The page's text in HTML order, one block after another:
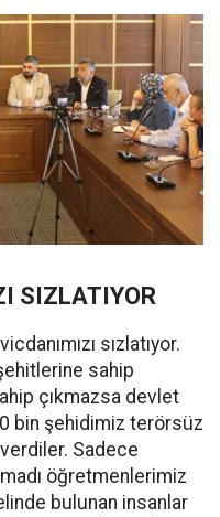
SIZLATIYOR
sızlatıyor.
sahip
çıkmazsa devlet
bin şehidimiz terörsüz
verdiler. Sadece
öğretmenlerimiz
bulunan insanlar